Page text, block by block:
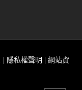
| 隱私權聲明 | 網站資